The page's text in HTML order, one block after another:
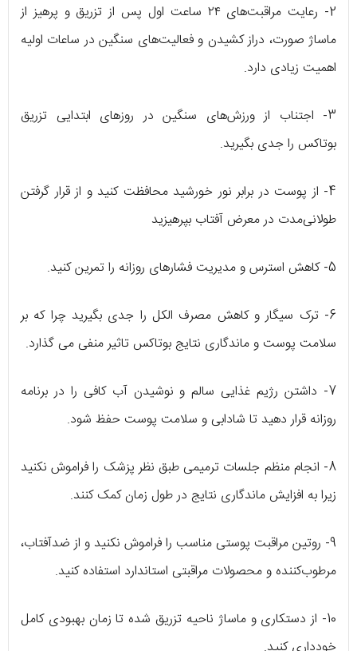
2- رعایت مراقبت‌های ۲۴ ساعت اول پس از تزریق و پرهیز از
ماساژ صورت، دراز کشیدن و فعالیت‌های سنگین در ساعات اولیه
اهمیت زیادی دارد.
3- اجتناب از ورزش‌های سنگین در روزهای ابتدایی تزریق
بوتاکس را جدی بگیرید.
4- از پوست در برابر نور خورشید محافظت کنید و از قرار گرفتن
طولانی‌مدت در معرض آفتاب بپرهیزید
5- کاهش استرس و مدیریت فشارهای روزانه را تمرین کنید.
6- ترک سیگار و کاهش مصرف الکل را جدی بگیرید چرا که بر
سلامت پوست و ماندگاری نتایج بوتاکس تاثیر منفی می گذارد.
7- داشتن رژیم غذایی سالم و نوشیدن آب کافی را در برنامه
روزانه قرار دهید تا شادابی و سلامت پوست حفظ شود.
8- انجام منظم جلسات ترمیمی طبق نظر پزشک را فراموش نکنید
زیرا به افزایش ماندگاری نتایج در طول زمان کمک کنند.
9- روتین مراقبت پوستی مناسب را فراموش نکنید و از ضدآفتاب،
مرطوب‌کننده و محصولات مراقبتی استاندارد استفاده کنید.
10- از دستکاری و ماساژ ناحیه تزریق شده تا زمان بهبودی کامل